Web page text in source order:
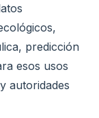
predicción
esos usos
autoridades